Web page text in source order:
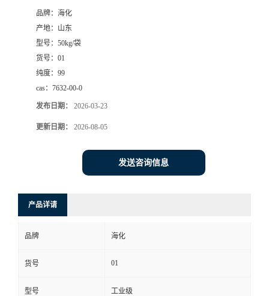
品牌： 海化
产地： 山东
型号： 50kg/袋
货号： 01
纯度： 99
cas： 7632-00-0
发布日期： 2026-03-23
更新日期： 2026-08-05
发送咨询信息
产品详请
品牌 海化
货号 01
型号 工业级